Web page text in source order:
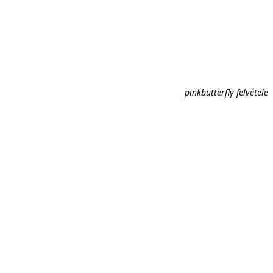
pinkbutterfly felvétele